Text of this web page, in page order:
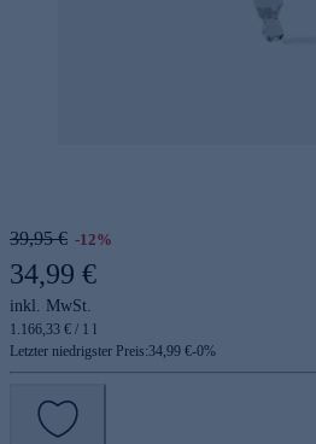
39,95 € -12%
34,99 €
inkl. MwSt.
1.166,33 € / 1 l
Letzter niedrigster Preis:34,99 €-0%